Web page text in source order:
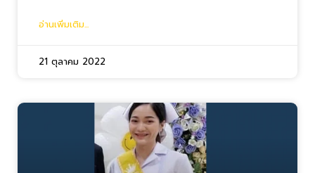
อ่านเพิ่มเติม...
21 ตุลาคม 2022